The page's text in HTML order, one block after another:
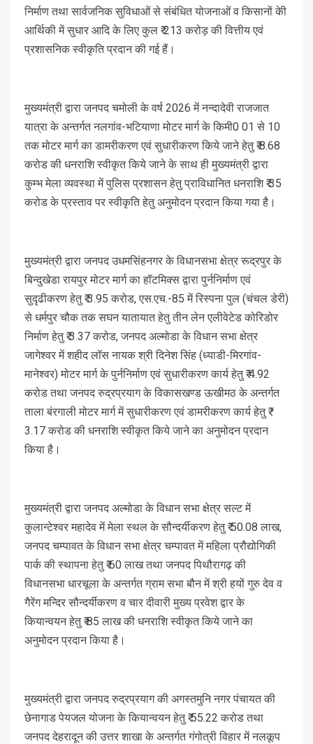
निर्माण तथा सार्वजनिक सुविधाओं से संबंधित योजनाओं व किसानों केी
आर्थिकी में सुधार आदि के लिए कुल ₹ 213 करोड़ की वित्तीय एवं
प्रशासनिक स्वीकृति प्रदान की गई हैं।
मुख्यमंत्री द्वारा जनपद चमोली के वर्ष 2026 में नन्दादेवी राजजात
यात्रा के अन्तर्गत नलगांव-भटियाणा मोटर मार्ग के किमी0 01 से 10
तक मोटर मार्ग का डामरीकरण एवं सुधारीकरण किये जाने हेतु ₹ 8.68
करोड की धनराशि स्वीकृत किये जाने के साथ ही मुख्यमंत्री द्वारा
कुम्भ मेला व्यवस्था में पुलिस प्रशासन हेतु प्राविधानित धनराशि ₹ 35
करोड के प्रस्ताव पर स्वीकृति हेतु अनुमोदन प्रदान किया गया है।
मुख्यमंत्री द्वारा जनपद उधमसिंहनगर के विधानसभा क्षेत्र रूद्रपुर के
बिन्दुखेडा रायपुर मोटर मार्ग का हॉटमिक्स द्वारा पुर्ननिर्माण एवं
सुदृढीकरण हेतु ₹ 3.95 करोड, एस.एच.-85 में रिस्पना पुल (चंचल डेरी)
से धर्मपुर चौक तक सघन यातायात हेतु तीन लेन एलीवेटेड कोरिडोर
निर्माण हेतु ₹ 3.37 करोड, जनपद अल्मोडा के विधान सभा क्षेत्र
जागेश्वर में शहीद लॉस नायक श्री दिनेश सिंह (ध्याडी-मिरगांव-
मानेश्वर) मोटर मार्ग के पुर्ननिर्माण एवं सुधारीकरण कार्य हेतु ₹ 4.92
करोड तथा जनपद रुद्रप्रयाग के विकासखण्ड ऊखीमठ के अन्तर्गत
ताला बंरगाली मोटर मार्ग में सुधारीकरण एवं डामरीकरण कार्य हेतु ₹
3.17 करोड की धनराशि स्वीकृत किये जाने का अनुमोदन प्रदान
किया है।
मुख्यमंत्री द्वारा जनपद अल्मोडा के विधान सभा क्षेत्र सल्ट में
कुलान्टेश्वर महादेव में मेला स्थल के सौन्दर्यीकरण हेतु ₹ 50.08 लाख,
जनपद चम्पावत के विधान सभा क्षेत्र चम्पावत में महिला प्रौद्योगिकी
पार्क की स्थापना हेतु ₹ 60 लाख तथा जनपद पिथौरागढ़ की
विधानसभा धारचूला के अन्तर्गत ग्राम सभा बौन में श्री हयों गुरु देव व
गैरेंग मन्दिर सौन्दर्यीकरण व चार दीवारी मुख्य प्रवेश द्वार के
कियान्वयन हेतु ₹ 85 लाख की धनराशि स्वीकृत किये जाने का
अनुमोदन प्रदान किया है।
मुख्यमंत्री द्वारा जनपद रुद्रप्रयाग की अगस्तमुनि नगर पंचायत की
छेनागाड पेयजल योजना के कियान्वयन हेतु ₹ 55.22 करोड तथा
जनपद देहरादून की उत्तर शाखा के अन्तर्गत गंगोत्री विहार में नलकूप